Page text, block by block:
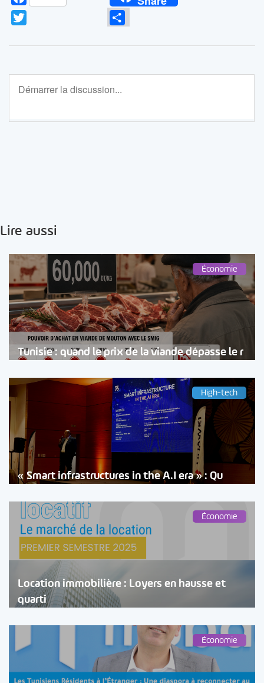
Partager
Lire aussi
Économie
Tunisie : quand le prix de la viande dépasse le r
High-tech
« Smart infrastructures in the A.I era » : Qu
Économie
Location immobilière : Loyers en hausse et
quarti
Économie